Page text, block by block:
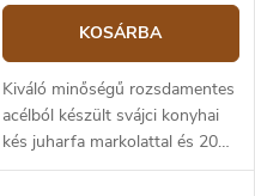
KOSÁRBA
Kiváló minőségű rozsdamentes
acélból készült svájci konyhai
kés juharfa markolattal és 20
cm hosszú pengével. Nagy